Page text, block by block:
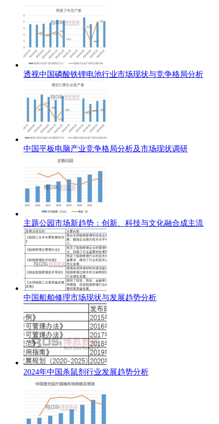
透视中国磷酸铁锂电池行业市场现状与竞争格局分析
中国平板电脑产业竞争格局分析及市场现状调研
主题公园市场新趋势：创新、科技与文化融合成主流
中国船舶修理市场现状与发展趋势分析
2024年中国杀鼠剂行业发展趋势分析